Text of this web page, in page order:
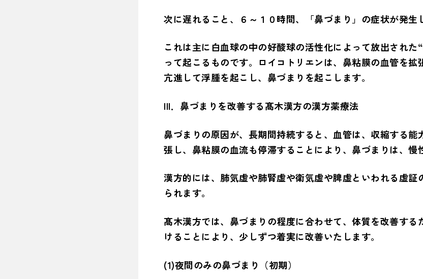
次に遅れること、６～１０時間、「鼻づまり」の症状が発生
これは主に白血球の中の好酸球の活性化によって放出された
って起こるものです。ロイコトリエンは、鼻粘膜の血管を拡
亢進して浮腫を起こし、鼻づまりを起こします。
III．鼻づまりを改善する髙木漢方の漢方薬療法
鼻づまりの原因が、長期間持続すると、血管は、収縮する能
張し、鼻粘膜の血流も停滞することにより、鼻づまりは、慢
漢方的には、肺気虚や肺腎虚や衛気虚や脾虚といわれる虚証
られます。
髙木漢方では、鼻づまりの程度に合わせて、体質を改善する
けることにより、少しずつ着実に改善いたします。
(1)夜間のみの鼻づまり（初期）